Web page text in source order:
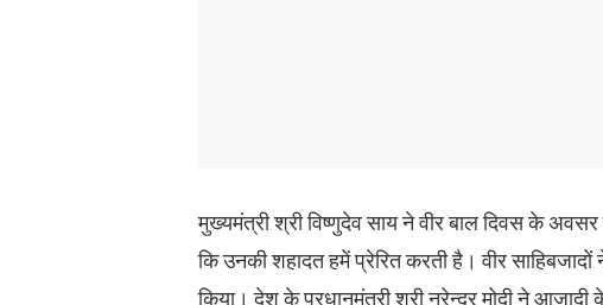
मुख्यमंत्री श्री विष्णुदेव साय ने वीर बाल दिवस के
कि उनकी शहादत हमें प्रेरित करती है। वीर साहिबजादों
किया। देश के प्रधानमंत्री श्री नरेन्द्र मोदी ने